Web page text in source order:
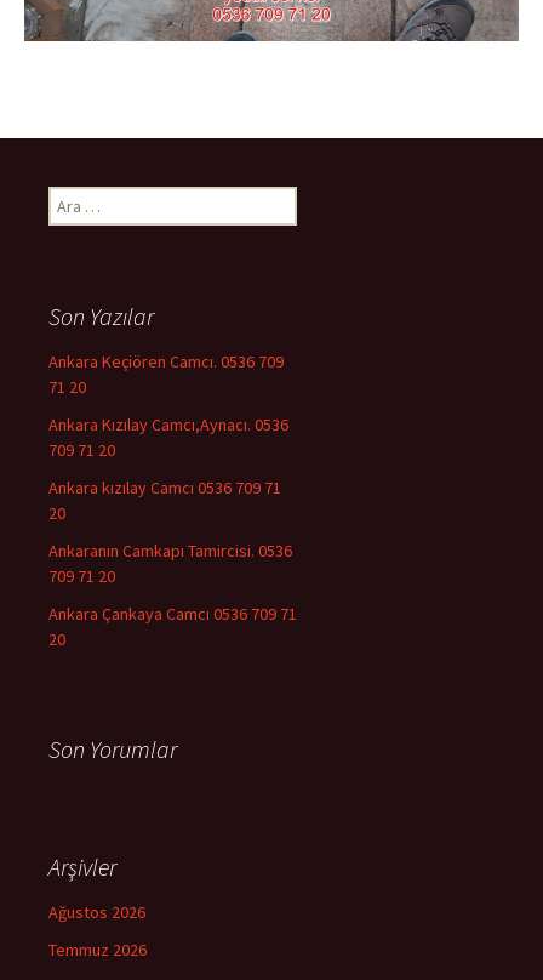
Arama:
Son Yazılar
Ankara Keçiören Camcı. 0536 709
71 20
Ankara Kızılay Camcı,Aynacı. 0536
709 71 20
Ankara kızılay Camcı 0536 709 71
20
Ankaranın Camkapı Tamircisi. 0536
709 71 20
Ankara Çankaya Camcı 0536 709 71
20
Son Yorumlar
Arşivler
Ağustos 2026
Temmuz 2026